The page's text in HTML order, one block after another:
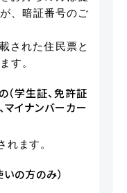
マップ
、暗証番号のご
された住民票と
す。
（学生証、免許証
マイナンバーカー
ます。
いの方のみ）